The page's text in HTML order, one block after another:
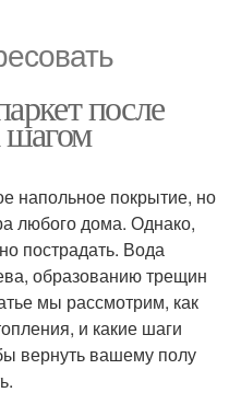
после
шагом
напольное покрытие, но
любого дома. Однако,
пострадать. Вода
образованию трещин
мы рассмотрим, как
и какие шаги
вернуть вашему полу